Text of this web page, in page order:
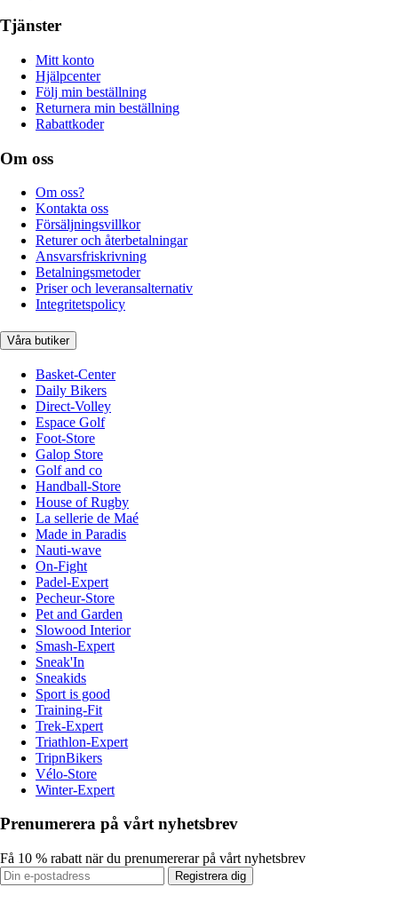
Tjänster
Mitt konto
Hjälpcenter
Följ min beställning
Returnera min beställning
Rabattkoder
Om oss
Om oss?
Kontakta oss
Försäljningsvillkor
Returer och återbetalningar
Ansvarsfriskrivning
Betalningsmetoder
Priser och leveransalternativ
Integritetspolicy
Våra butiker
Basket-Center
Daily Bikers
Direct-Volley
Espace Golf
Foot-Store
Galop Store
Golf and co
Handball-Store
House of Rugby
La sellerie de Maé
Made in Paradis
Nauti-wave
On-Fight
Padel-Expert
Pecheur-Store
Pet and Garden
Slowood Interior
Smash-Expert
Sneak'In
Sneakids
Sport is good
Training-Fit
Trek-Expert
Triathlon-Expert
TripnBikers
Vélo-Store
Winter-Expert
Prenumerera på vårt nyhetsbrev
Få 10 % rabatt när du prenumererar på vårt nyhetsbrev
Registrera dig